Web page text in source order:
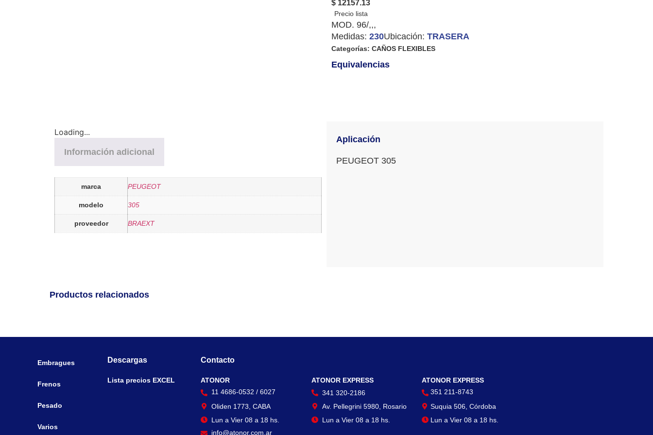
$ 12157.13
MOD. 96/,,,
Medidas: 230Ubicación: TRASERA
Categorías: CAÑOS FLEXIBLES
Equivalencias
Loading...
Información adicional
marca PEUGEOT
modelo 305
proveedor BRAEXT
Aplicación
PEUGEOT 305
Productos relacionados
Embragues
Frenos
Pesado
Varios
Descargas
Lista precios EXCEL
Contacto
ATONOR
11 4686-0532 / 6027
Oliden 1773, CABA
Lun a Vier 08 a 18 hs.
info@atonor.com.ar
ATONOR EXPRESS
341 320-2186
Av. Pellegrini 5980, Rosario
Lun a Vier 08 a 18 hs.
ATONOR EXPRESS
351 211-8743
Suquia 506, Córdoba
Lun a Vier 08 a 18 hs.